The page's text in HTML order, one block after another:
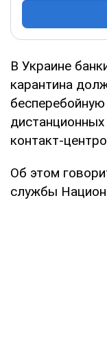
В Украине
карантина
контакт-
Об этом
службы